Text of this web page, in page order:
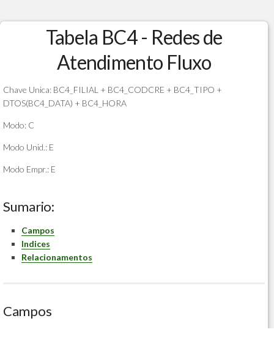
Tabela BC4 - Redes de
Atendimento Fluxo
Chave Unica: BC4_FILIAL + BC4_CODCRE + BC4_TIPO +
DTOS(BC4_DATA) + BC4_HORA
Modo: C
Modo Unid.: E
Modo Empr.: E
Sumario:
Campos
Indices
Relacionamentos
Campos